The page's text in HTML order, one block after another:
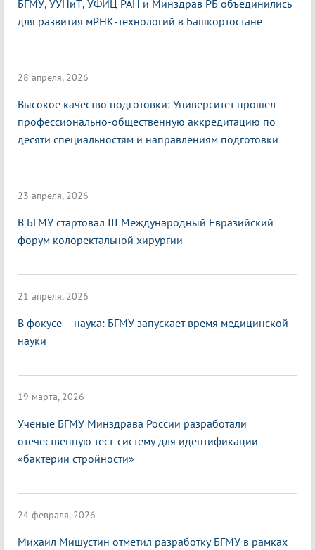
БГМУ, УУНиТ, УФИЦ РАН и Минздрав РБ объединились
для развития мРНК-технологий в Башкортостане
28 апреля, 2026
Высокое качество подготовки: Университет прошел
профессионально-общественную аккредитацию по
десяти специальностям и направлениям подготовки
23 апреля, 2026
В БГМУ стартовал III Международный Евразийский
форум колоректальной хирургии
21 апреля, 2026
В фокусе – наука: БГМУ запускает время медицинской
науки
19 марта, 2026
Ученые БГМУ Минздрава России разработали
отечественную тест-систему для идентификации
«бактерии стройности»
24 февраля, 2026
Михаил Мишустин отметил разработку БГМУ в рамках